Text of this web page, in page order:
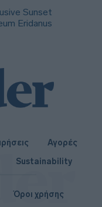
Sunset
Eridanus
Αγορές
Sustainability
Όροι χρήσης